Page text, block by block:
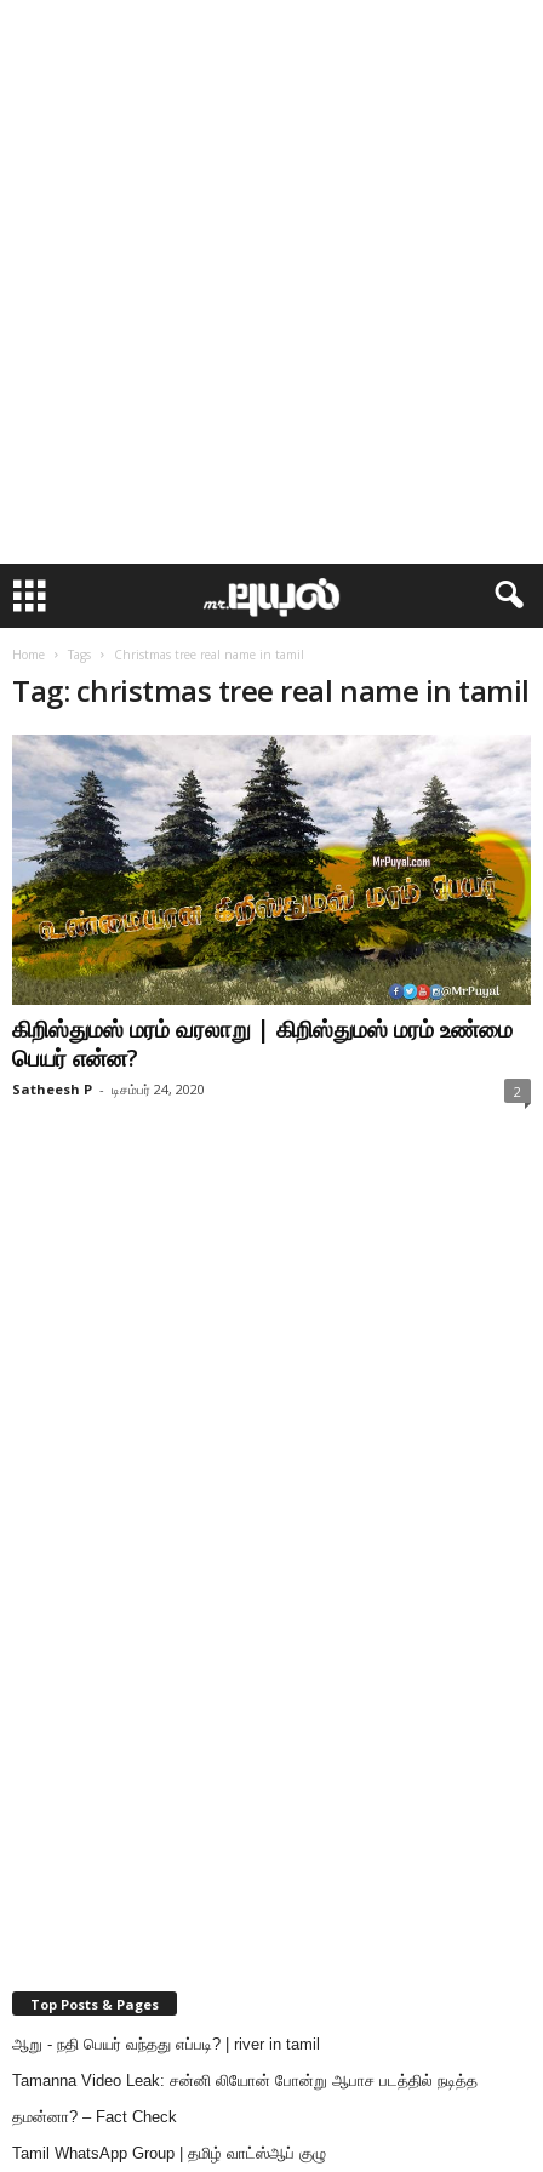
Home Tags Christmas tree real name in tamil
Tag: christmas tree real name in tamil
கிறிஸ்துமஸ் மரம் வரலாறு | கிறிஸ்துமஸ் மரம் உண்மை
பெயர் என்ன?
Satheesh P - டிசம்பர் 24, 2020 2
Top Posts & Pages
ஆறு - நதி பெயர் வந்தது எப்படி? | river in tamil
Tamanna Video Leak: சன்னி லியோன் போன்று ஆபாச படத்தில் நடித்த
தமன்னா? – Fact Check
Tamil WhatsApp Group | தமிழ் வாட்ஸ்ஆப் குழு